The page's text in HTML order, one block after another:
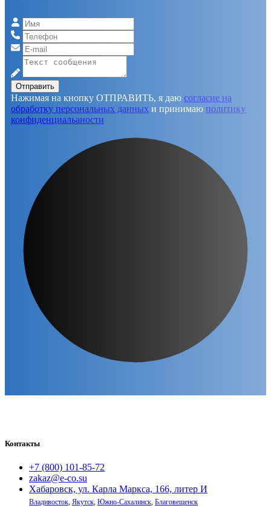
Отправить
Нажимая на кнопку ОТПРАВИТЬ, я даю согласие на
обработку персональных данных и принимаю политику
конфиденциальаности
Контакты
+7 (800) 101-85-72
zakaz@e-co.su
Хабаровск, ул. Карла Маркса, 166, литер И
Владивосток, Якутск, Южно-Сахалинск, Благовещенск